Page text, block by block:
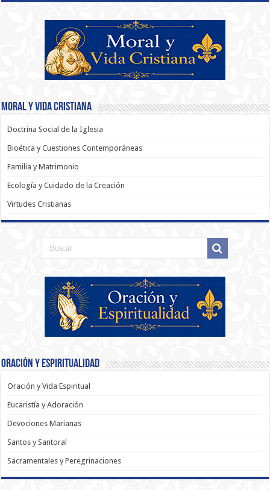
Moral y Vida Cristiana
Doctrina Social de la Iglesia
Bioética y Cuestiones Contemporáneas
Familia y Matrimonio
Ecología y Cuidado de la Creación
Virtudes Cristianas
Oración y Espiritualidad
Oración y Vida Espiritual
Eucaristía y Adoración
Devociones Marianas
Santos y Santoral
Sacramentales y Peregrinaciones